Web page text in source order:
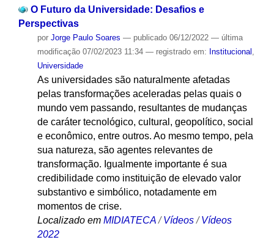
O Futuro da Universidade: Desafios e
Perspectivas
por Jorge Paulo Soares — publicado06/12/2022 — última
modificação07/02/2023 11:34 — registrado em: Institucional
Universidade
As universidades são naturalmente afetadas
pelas transformações aceleradas pelas quais o
mundo vem passando, resultantes de mudanças
de caráter tecnológico, cultural, geopolítico, social
e econômico, entre outros. Ao mesmo tempo, pela
sua natureza, são agentes relevantes de
transformação. Igualmente importante é sua
credibilidade como instituição de elevado valor
substantivo e simbólico, notadamente em
momentos de crise.
Localizado em MIDIATECA /Vídeos /Vídeos
2022